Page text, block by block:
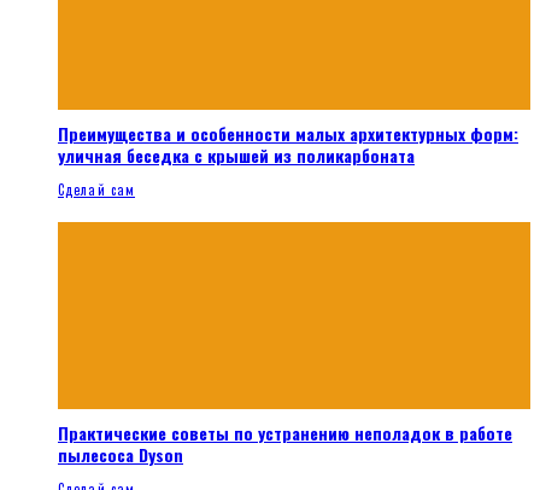
Преимущества и особенности малых архитектурных форм:
уличная беседка с крышей из поликарбоната
Сделай сам
Практические советы по устранению неполадок в работе
пылесоса Dyson